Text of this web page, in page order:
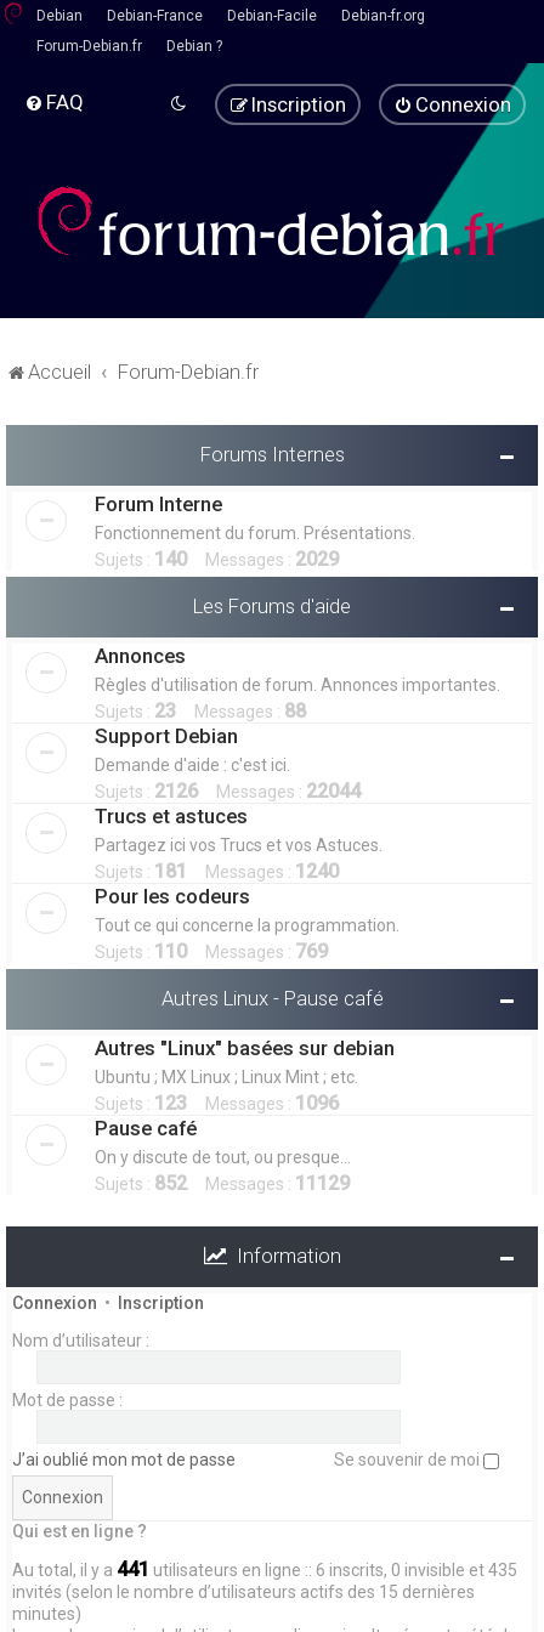
Debian Debian-France Debian-Facile
Debian-fr.org
Forum-Debian.fr
Debian ?
FAQ Connexion
Inscription
Accueil Forum-Debian.fr
Forums Internes
Forum Interne
Fonctionnement du forum. Présentations.
Sujets : 140Messages : 2029
Les Forums d'aide
Annonces
Règles d'utilisation de forum. Annonces importantes.
Sujets : 23 Messages : 88
Support Debian
Demande d'aide : c'est ici.
Sujets : 2126Messages : 22044
Trucs et astuces
Partagez ici vos Trucs et vos Astuces.
Sujets : 181 Messages : 1240
Pour les codeurs
Tout ce qui concerne la programmation.
Sujets : 110Messages : 769
Autres Linux - Pause café
Autres "Linux" basées sur debian
Ubuntu ; MX Linux ; Linux Mint ; etc.
Sujets : 123 Messages : 1096
Pause café
On y discute de tout, ou presque...
Sujets : 852Messages : 11129
Information
Connexion •
Inscription
Nom d’utilisateur :
Mot de passe :
J’ai oublié mon mot de passe Se souvenir de moi
Qui est en ligne ?
Au total, il y a 441 utilisateurs en ligne :: 6 inscrits, 0 invisible et 435
invités (selon le nombre d’utilisateurs actifs des 15 dernières
minutes)